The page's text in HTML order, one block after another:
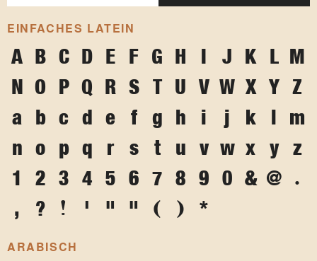
EINFACHES LATEIN
A B C D E F G H I J K L M
N O P Q R S T U V W X Y Z
a b c d e f g h i j k l m
n o p q r s t u v w x y z
1 2 3 4 5 6 7 8 9 0 & @ .
, ? ! ' " " ( ) *
ARABISCH